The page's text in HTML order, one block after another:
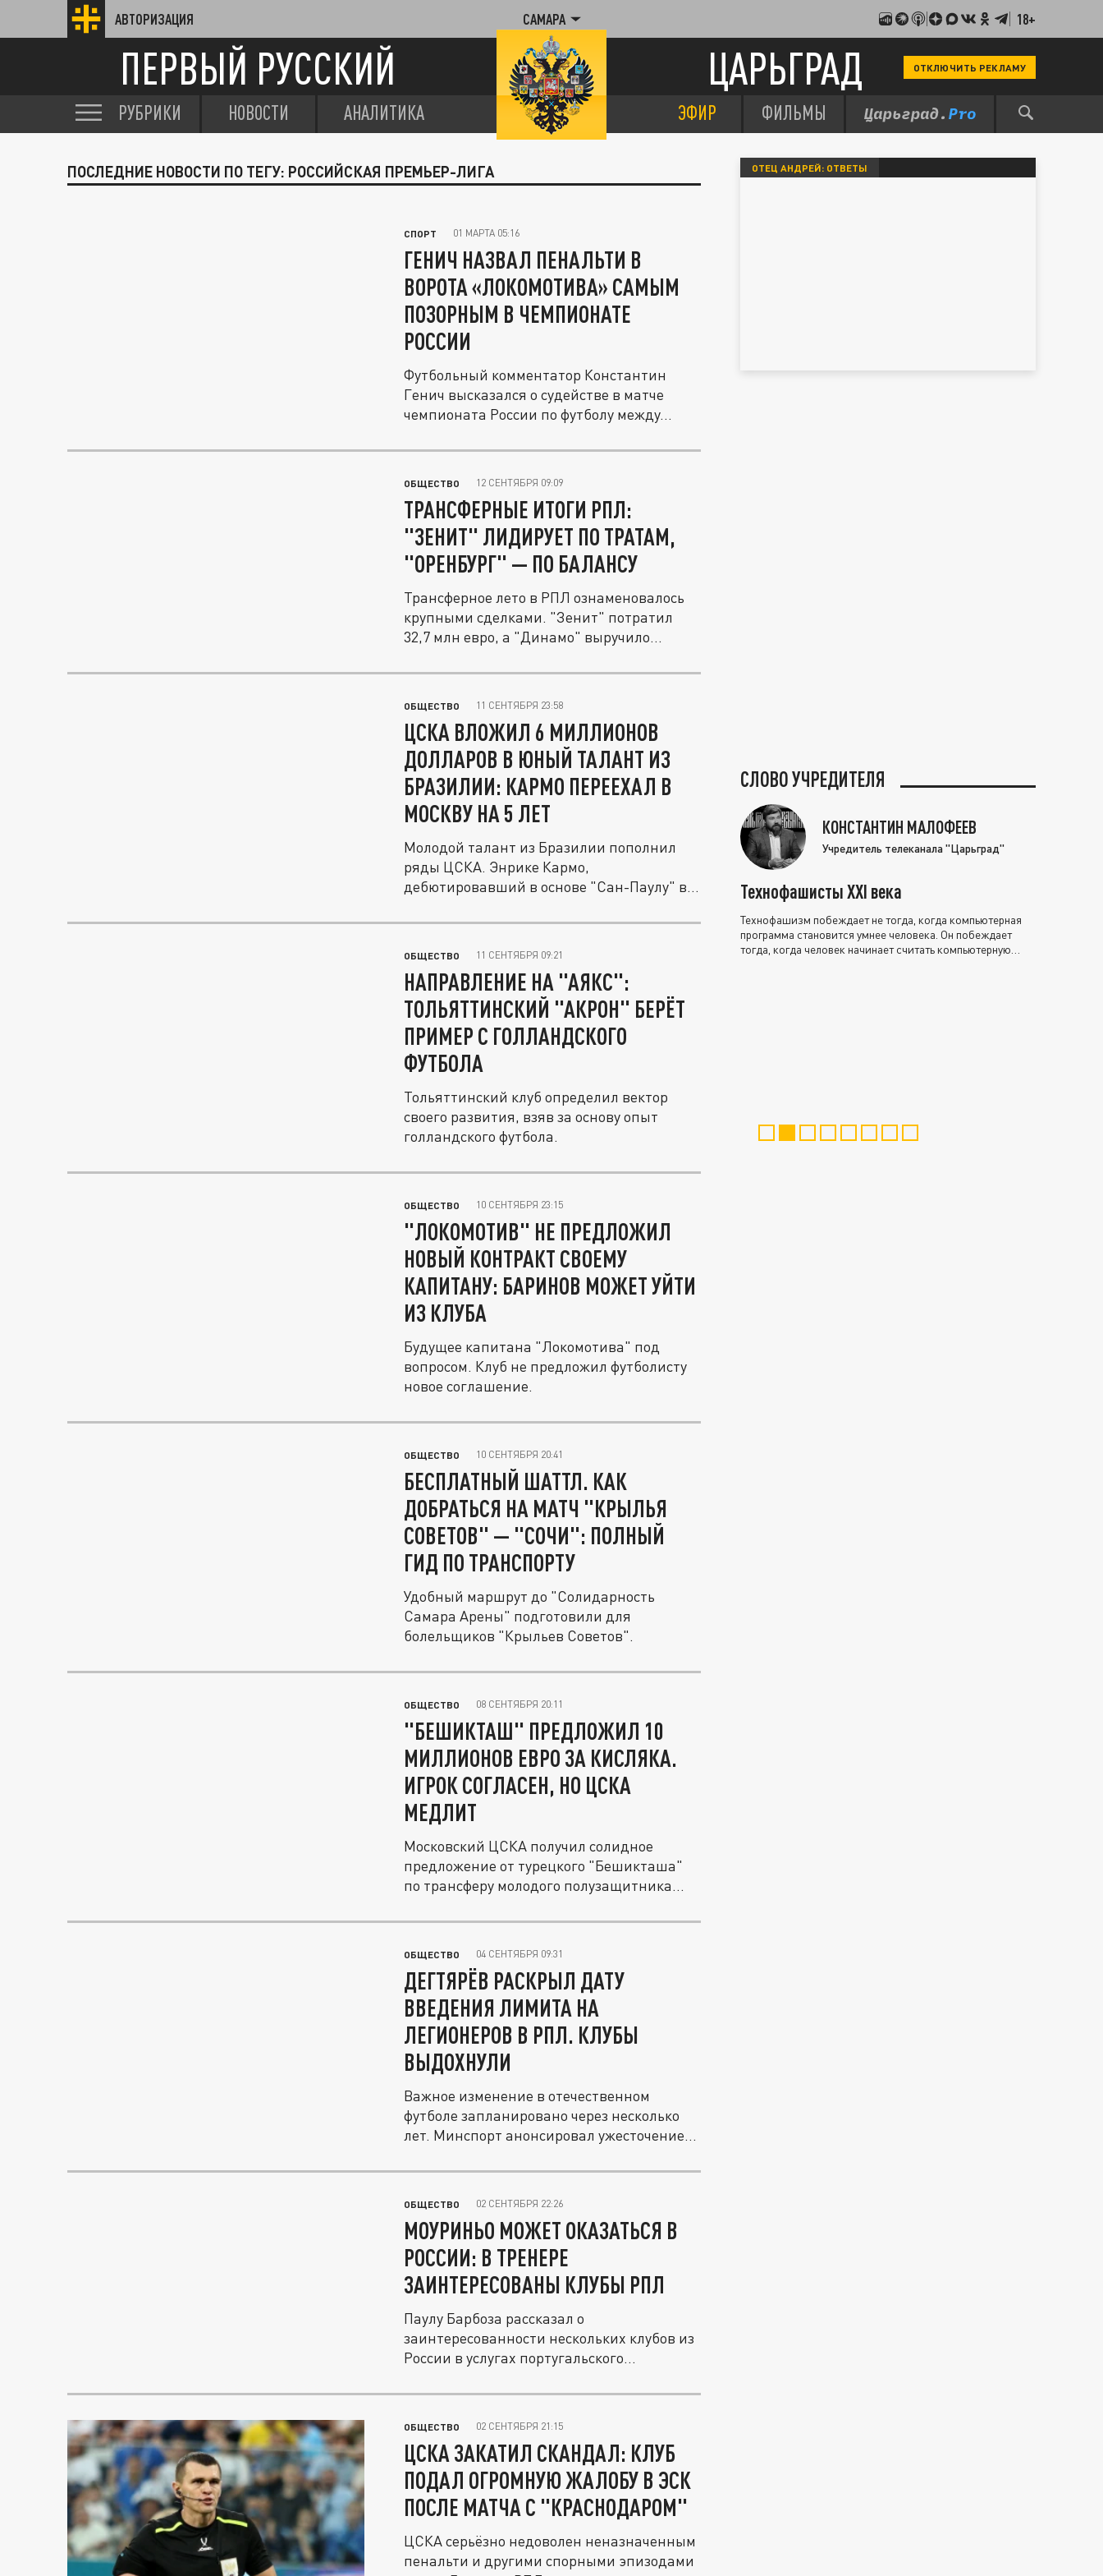
АВТОРИЗАЦИЯ САМАРА 18+
ПЕРВЫЙ РУССКИЙ ЦАРЬГРАД ОТКЛЮЧИТЬ РЕКЛАМУ
РУБРИКИ НОВОСТИ АНАЛИТИКА ЭФИР ФИЛЬМЫ
ПОСЛЕДНИЕ НОВОСТИ ПО ТЕГУ: РОССИЙСКАЯ ПРЕМЬЕР-ЛИГА
СПОРТ 01 МАРТА 05:16
ГЕНИЧ НАЗВАЛ ПЕНАЛЬТИ В
ВОРОТА «ЛОКОМОТИВА» САМЫМ
ПОЗОРНЫМ В ЧЕМПИОНАТЕ
РОССИИ
Футбольный комментатор Константин
Генич высказался о судействе в матче
чемпионата России по футболу между...
ОБЩЕСТВО 12 СЕНТЯБРЯ 09:09
ТРАНСФЕРНЫЕ ИТОГИ РПЛ:
"ЗЕНИТ" ЛИДИРУЕТ ПО ТРАТАМ,
"ОРЕНБУРГ" — ПО БАЛАНСУ
Трансферное лето в РПЛ ознаменовалось
крупными сделками. "Зенит" потратил
32,7 млн евро, а "Динамо" выручило...
ОБЩЕСТВО 11 СЕНТЯБРЯ 23:58
ЦСКА ВЛОЖИЛ 6 МИЛЛИОНОВ
ДОЛЛАРОВ В ЮНЫЙ ТАЛАНТ ИЗ
БРАЗИЛИИ: КАРМО ПЕРЕЕХАЛ В
МОСКВУ НА 5 ЛЕТ
Молодой талант из Бразилии пополнил
ряды ЦСКА. Энрике Кармо,
дебютировавший в основе "Сан-Паулу" в
ОБЩЕСТВО 11 СЕНТЯБРЯ 09:21
НАПРАВЛЕНИЕ НА "АЯКС":
ТОЛЬЯТТИНСКИЙ "АКРОН" БЕРЁТ
ПРИМЕР С ГОЛЛАНДСКОГО
ФУТБОЛА
Тольяттинский клуб определил вектор
своего развития, взяв за основу опыт
голландского футбола.
ОБЩЕСТВО 10 СЕНТЯБРЯ 23:15
"ЛОКОМОТИВ" НЕ ПРЕДЛОЖИЛ
НОВЫЙ КОНТРАКТ СВОЕМУ
КАПИТАНУ: БАРИНОВ МОЖЕТ УЙТИ
ИЗ КЛУБА
Будущее капитана "Локомотива" под
вопросом. Клуб не предложил футболисту
новое соглашение.
ОБЩЕСТВО 10 СЕНТЯБРЯ 20:41
БЕСПЛАТНЫЙ ШАТТЛ. КАК
ДОБРАТЬСЯ НА МАТЧ "КРЫЛЬЯ
СОВЕТОВ" — "СОЧИ": ПОЛНЫЙ
ГИД ПО ТРАНСПОРТУ
Удобный маршрут до "Солидарность
Самара Арены" подготовили для
болельщиков "Крыльев Советов".
ОБЩЕСТВО 08 СЕНТЯБРЯ 20:11
"БЕШИКТАШ" ПРЕДЛОЖИЛ 10
МИЛЛИОНОВ ЕВРО ЗА КИСЛЯКА.
ИГРОК СОГЛАСЕН, НО ЦСКА
МЕДЛИТ
Московский ЦСКА получил солидное
предложение от турецкого "Бешикташа"
по трансферу молодого полузащитника...
ОБЩЕСТВО 04 СЕНТЯБРЯ 09:31
ДЕГТЯРЁВ РАСКРЫЛ ДАТУ
ВВЕДЕНИЯ ЛИМИТА НА
ЛЕГИОНЕРОВ В РПЛ. КЛУБЫ
ВЫДОХНУЛИ
Важное изменение в отечественном
футболе запланировано через несколько
лет. Минспорт анонсировал ужесточение...
ОБЩЕСТВО 02 СЕНТЯБРЯ 22:26
МОУРИНЬО МОЖЕТ ОКАЗАТЬСЯ В
РОССИИ: В ТРЕНЕРЕ
ЗАИНТЕРЕСОВАНЫ КЛУБЫ РПЛ
Паулу Барбоза рассказал о
заинтересованности нескольких клубов из
России в услугах португальского
ОБЩЕСТВО 02 СЕНТЯБРЯ 21:15
ЦСКА ЗАКАТИЛ СКАНДАЛ: КЛУБ
ПОДАЛ ОГРОМНУЮ ЖАЛОБУ В ЭСК
ПОСЛЕ МАТЧА С "КРАСНОДАРОМ"
ЦСКА серьёзно недоволен неназначенным
пенальти и другими спорными эпизодами
ОТЕЦ АНДРЕЙ: ОТВЕТЫ
СЛОВО УЧРЕДИТЕЛЯ
КОНСТАНТИН МАЛОФЕЕВ
Учредитель телеканала "Царьград"
Технофашисты XXI века
Технофашизм побеждает не тогда, когда компьютерная
программа становится умнее человека. Он побеждает
тогда, когда человек начинает считать компьютерную